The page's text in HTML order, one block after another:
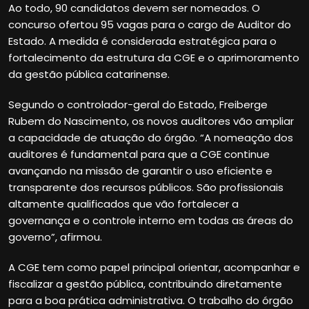
Ao todo, 90 candidatos devem ser nomeados. O
concurso ofertou 95 vagas para o cargo de Auditor do
Estado. A medida é considerada estratégica para o
fortalecimento da estrutura da CGE e o aprimoramento
da gestão pública catarinense.
Segundo o controlador-geral do Estado, Freiberge
Rubem do Nascimento, os novos auditores vão ampliar
a capacidade de atuação do órgão. “A nomeação dos
auditores é fundamental para que a CGE continue
avançando na missão de garantir o uso eficiente e
transparente dos recursos públicos. São profissionais
altamente qualificados que vão fortalecer a
governança e o controle interno em todas as áreas do
governo”, afirmou.
A CGE tem como papel principal orientar, acompanhar e
fiscalizar a gestão pública, contribuindo diretamente
para a boa prática administrativa. O trabalho do órgão